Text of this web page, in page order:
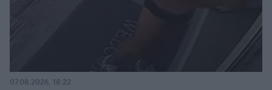
07.08.2026, 18:22